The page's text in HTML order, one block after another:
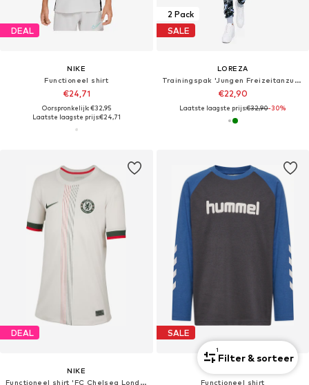
DEAL
NIKE
Functioneel shirt
€24,71
Oorspronkelijk: €32,95
Laatste laagste prijs:€24,71
2 Pack
SALE
LOREZA
Trainingspak 'Jungen Freizeitanzug Edgar'
€22,90
Laatste laagste prijs:€32,90-30%
DEAL
NIKE
Functioneel shirt 'FC Chelsea London'
SALE
Functioneel shirt
1
Filter & sorteer